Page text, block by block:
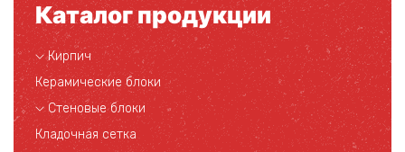
Каталог продукции
Кирпич
Керамические блоки
Стеновые блоки
Кладочная сетка